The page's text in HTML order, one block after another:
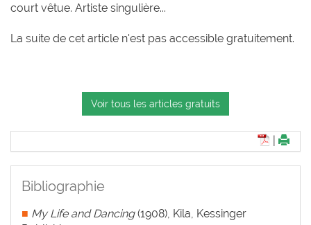
court vêtue. Artiste singulière...
La suite de cet article n'est pas accessible gratuitement.
Voir tous les articles gratuits
Bibliographie
■ My Life and Dancing(1908), Kila, Kessinger